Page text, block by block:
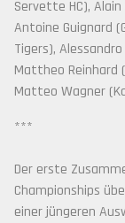
Servette HC), Alain
Antoine Guignard
Tigers),
Mattheo Reinhard
Matteo Wagner
***
Der erste
Championships
einer jüngeren